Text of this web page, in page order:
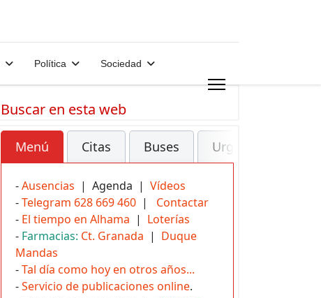
Política Sociedad
Buscar en esta web
Menú Citas Buses Urgencias
-Ausencias | Agenda | Vídeos
-Telegram 628 669 460 | Contactar
- El tiempo en Alhama | Loterías
- Farmacias: Ct. Granada | Duque
Mandas
-Tal día como hoy en otros años...
-Servicio de publicaciones online.